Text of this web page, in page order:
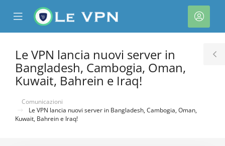
Mobile
Menu
Le VPN lancia nuovi server in
Bangladesh, Cambogia, Oman,
Kuwait, Bahrein e Iraq!
Comunicazioni
Le VPN lancia nuovi server in Bangladesh, Cambogia, Oman,
Kuwait, Bahrein e Iraq!